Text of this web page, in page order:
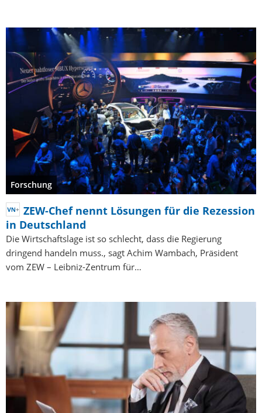
Forschung
ZEW-Chef nennt Lösungen für die Rezession
in Deutschland
Die Wirtschaftslage ist so schlecht, dass die Regierung
dringend handeln muss., sagt Achim Wambach, Präsident
vom ZEW – Leibniz-Zentrum für…